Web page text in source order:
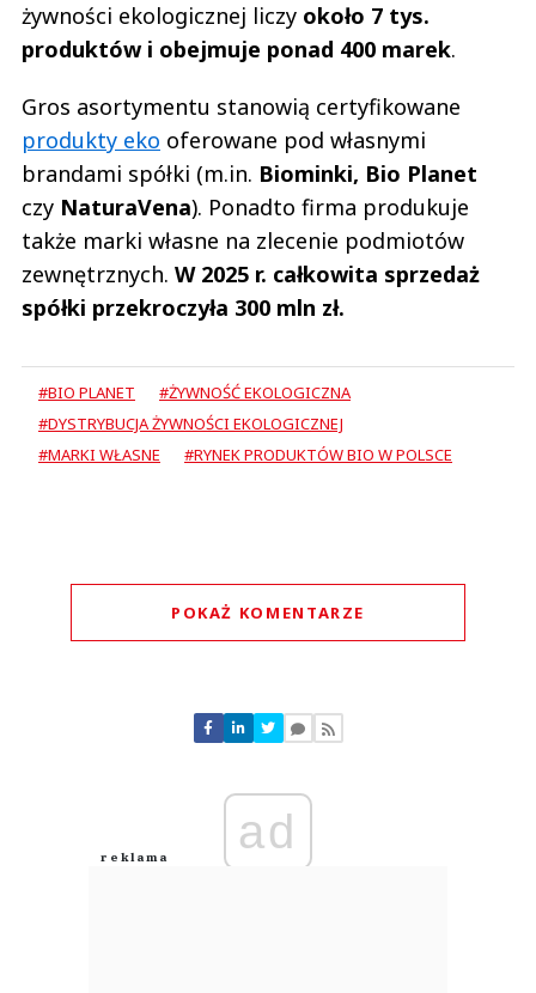
żywności ekologicznej liczy około 7 tys.
produktów i obejmuje ponad 400 marek.
Gros asortymentu stanowią certyfikowane
produkty eko oferowane pod własnymi
brandami spółki (m.in. Biominki, Bio Planet
czy NaturaVena). Ponadto firma produkuje
także marki własne na zlecenie podmiotów
zewnętrznych. W 2025 r. całkowita sprzedaż
spółki przekroczyła 300 mln zł.
#BIO PLANET
#ŻYWNOŚĆ EKOLOGICZNA
#DYSTRYBUCJA ŻYWNOŚCI EKOLOGICZNEJ
#MARKI WŁASNE
#RYNEK PRODUKTÓW BIO W POLSCE
POKAŻ KOMENTARZE
Nie znaleziono komentarzy
Zostaw swoje komentarze
Anuluj
ad